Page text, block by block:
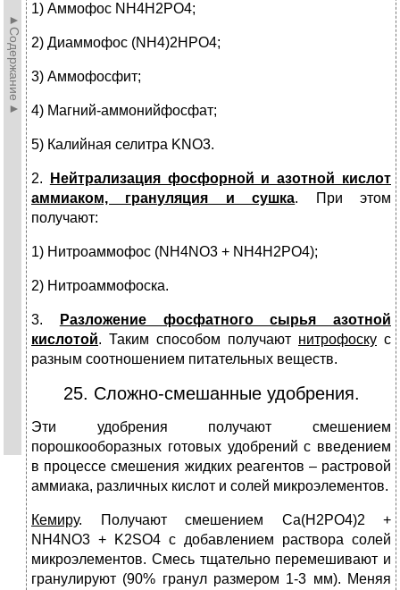
►Содержание►
1) Аммофос NH4H2PO4;
2) Диаммофос (NH4)2HPO4;
3) Аммофосфит;
4) Магний-аммонийфосфат;
5) Калийная селитра KNO3.
2.
Нейтрализация фосфорной и азотной кислот
аммиаком, грануляция и сушка. При этом
получают:
1) Нитроаммофос (NH4NO3 + NH4H2PO4);
2) Нитроаммофоска.
3.
Разложение фосфатного сырья азотной
кислотой. Таким способом получают нитрофоску с
разным соотношением питательных веществ.
25. Сложно-смешанные удобрения.
Эти удобрения получают смешением
порошкооборазных готовых удобрений с введением
в процессе смешения жидких реагентов – растровой
аммиака, различных кислот и солей микроэлементов.
Кемиру. Получают смешением Ca(H2PO4)2 +
NH4NO3 + K2SO4 с добавлением раствора солей
микроэлементов. Смесь тщательно перемешивают и
гранулируют (90% гранул размером 1-3 мм). Меняя